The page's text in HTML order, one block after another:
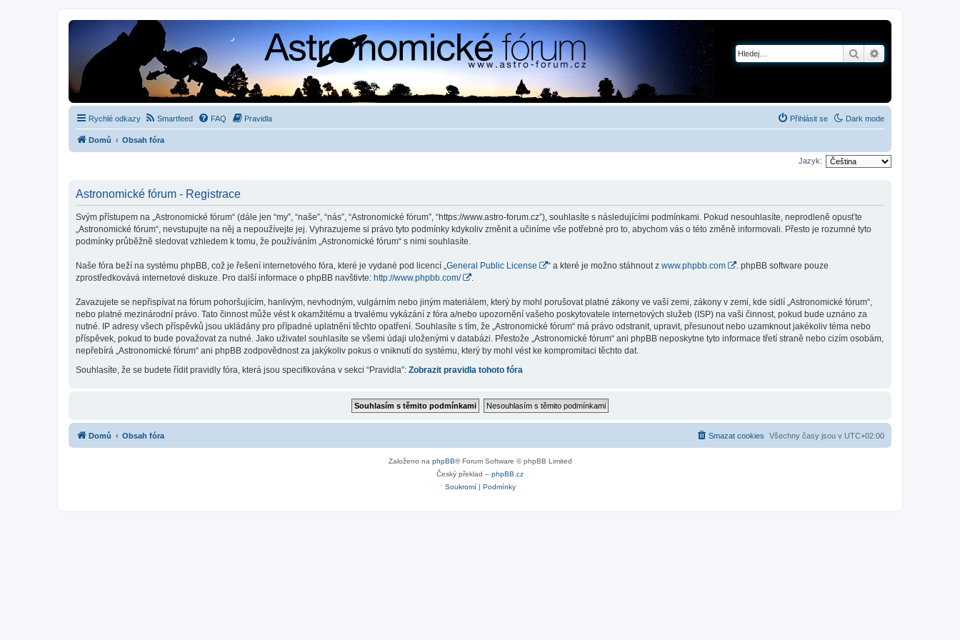
Hledat
Rychlé odkazy Dark mode
Smartfeed FAQ Pravidla Přihlásit se
Domů Obsah fóra
Jazyk:
Astronomické fórum - Registrace
Svým přístupem na „Astronomické fórum“ (dále jen “my”, “naše”, “nás”, “Astronomické fórum”, “https://www.astro-forum.cz”), souhlasíte s následujícími podmínkami. Pokud nesouhlasíte, neprodleně opusťte
„Astronomické fórum“, nevstupujte na něj a nepoužívejte jej. Vyhrazujeme si právo tyto podmínky kdykoliv změnit a učiníme vše potřebné pro to, abychom vás o této změně informovali. Přesto je rozumné tyto
podmínky průběžně sledovat vzhledem k tomu, že používáním „Astronomické fórum“ s nimi souhlasíte.
Naše fóra beží na systému phpBB, což je řešení internetového fóra, které je vydané pod licencí „ General Public License “ a které je možno stáhnout z www.phpbb.com
. phpBB software pouze
zprostředkovává internetové diskuze. Pro další informace o phpBB navštivte: http://www.phpbb.com/ .
Zavazujete se nepřispívat na fórum pohoršujícím, hanlivým, nevhodným, vulgárním nebo jiným materiálem, který by mohl porušovat platné zákony ve vaší zemi, zákony v zemi, kde sídlí „Astronomické fórum“,
nebo platné mezinárodní právo. Tato činnost může vést k okamžitému a trvalému vykázání z fóra a/nebo upozornění vašeho poskytovatele internetových služeb (ISP) na vaši činnost, pokud bude uznáno za
nutné. IP adresy všech příspěvků jsou ukládány pro případné uplatnění těchto opatření. Souhlasíte s tím, že „Astronomické fórum“ má právo odstranit, upravit, přesunout nebo uzamknout jakékoliv téma nebo
příspěvek, pokud to bude považovat za nutné. Jako uživatel souhlasíte se všemi údaji uloženými v databázi. Přestože „Astronomické fórum“ ani phpBB neposkytne tyto informace třetí straně nebo cizím osobám,
nepřebírá „Astronomické fórum“ ani phpBB zodpovědnost za jakýkoliv pokus o vniknutí do systému, který by mohl vést ke kompromitaci těchto dat.
Souhlasíte, že se budete řídit pravidly fóra, která jsou specifikována v sekci “Pravidla”: Zobrazit pravidla tohoto fóra
Domů Obsah fóra Všechny časy jsou v UTC+02:00
Smazat cookies
Založeno na phpBB® Forum Software © phpBB Limited
Český překlad – phpBB.cz
Soukromí| Podmínky